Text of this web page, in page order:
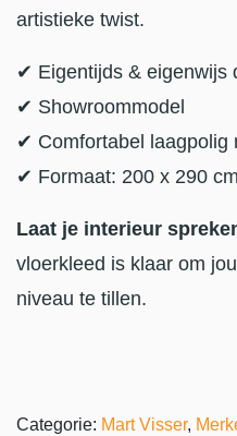
artistieke twist.
✔ Eigentijds & eigenwijs
✔ Showroommodel
✔ Comfortabel laagpolig
✔ Formaat: 200 x 290
Laat je interieur
vloerkleed is klaar om
niveau te tillen.
Categorie: Mart Visser,